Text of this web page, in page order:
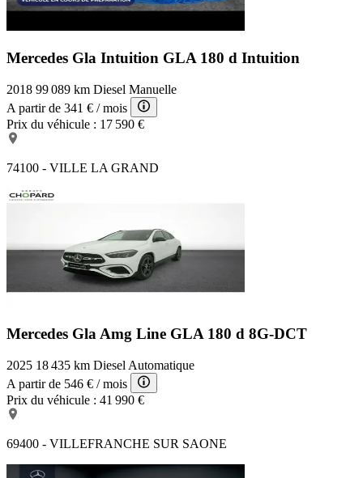
Mercedes Gla Intuition GLA 180 d Intuition
2018 99 089 km Diesel Manuelle
A partir de 341 € / mois
Prix du véhicule : 17 590 €
74100 - VILLE LA GRAND
Mercedes Gla Amg Line GLA 180 d 8G-DCT
2025 18 435 km Diesel Automatique
A partir de 546 € / mois
Prix du véhicule : 41 990 €
69400 - VILLEFRANCHE SUR SAONE